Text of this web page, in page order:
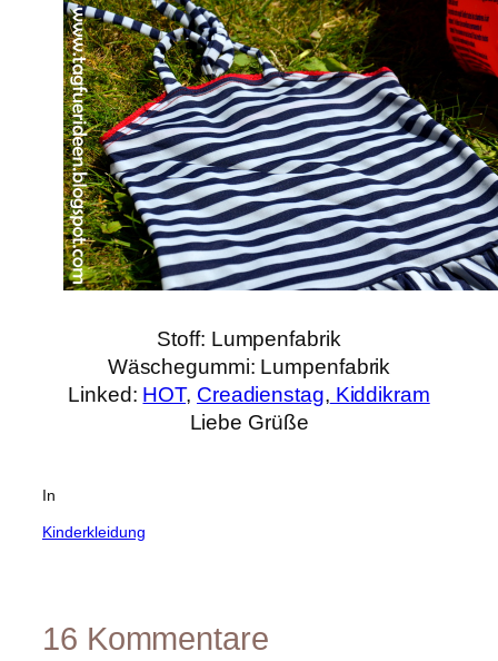
Stoff: Lumpenfabrik
Wäschegummi: Lumpenfabrik
Linked: HOT, Creadienstag, Kiddikram
Liebe Grüße
In
Kinderkleidung
16 Kommentare